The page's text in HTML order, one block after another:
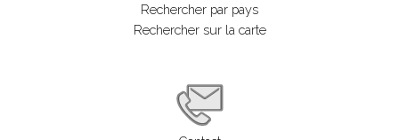
Rechercher par pays
Rechercher sur la carte